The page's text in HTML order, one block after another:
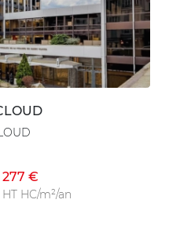
277 €
HT HC/m²/an